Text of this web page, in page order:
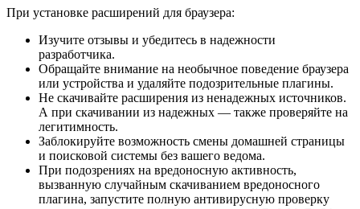
При установке расширений для браузера:
Изучите отзывы и убедитесь в надежности
разработчика.
Обращайте внимание на необычное поведение браузера
или устройства и удаляйте подозрительные плагины.
Не скачивайте расширения из ненадежных источников.
А при скачивании из надежных — также проверяйте на
легитимность.
Заблокируйте возможность смены домашней страницы
и поисковой системы без вашего ведома.
При подозрениях на вредоносную активность,
вызванную случайным скачиванием вредоносного
плагина, запустите полную антивирусную проверку